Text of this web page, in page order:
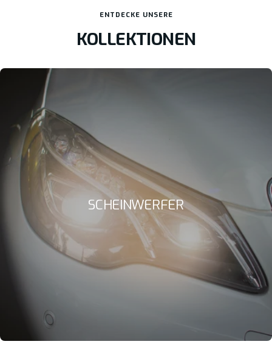
ENTDECKE UNSERE
KOLLEKTIONEN
SCHEINWERFER